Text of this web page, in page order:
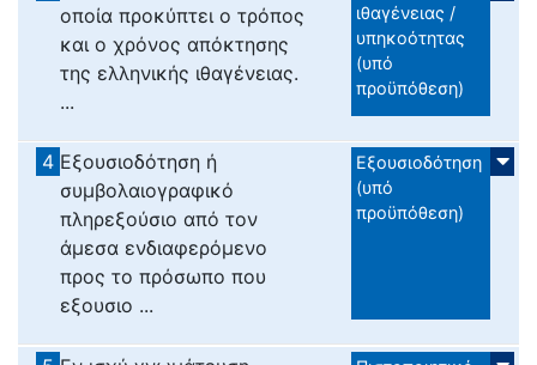
οποία προκύπτει ο τρόπος
και ο χρόνος απόκτησης
της ελληνικής ιθαγένειας.
...
ιθαγένειας /
υπηκοότητας
(υπό
προϋπόθεση)
4 Εξουσιοδότηση ή
συμβολαιογραφικό
πληρεξούσιο από τον
άμεσα ενδιαφερόμενο
προς το πρόσωπο που
εξουσιο ...
Εξουσιοδότηση
(υπό
προϋπόθεση)